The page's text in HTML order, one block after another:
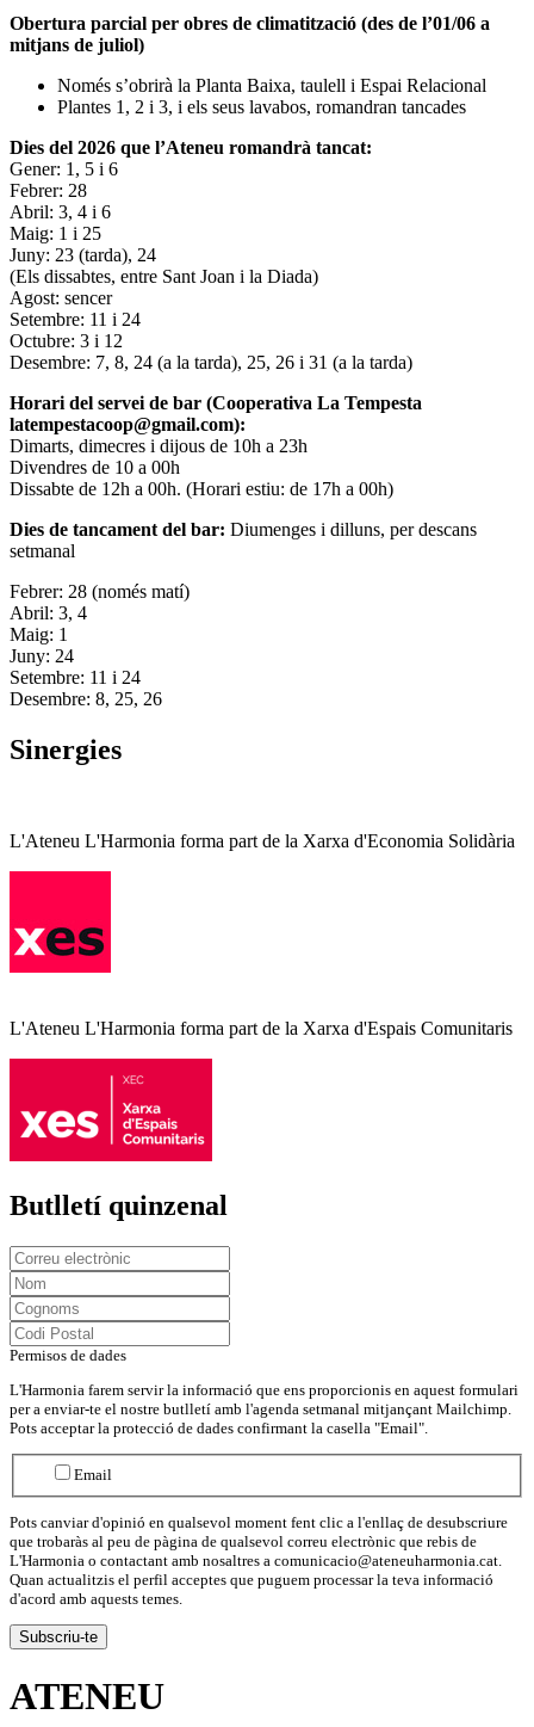
Obertura parcial per obres de climatització (des de l’01/06 a
mitjans de juliol)
Només s’obrirà la Planta Baixa, taulell i Espai Relacional
Plantes 1, 2 i 3, i els seus lavabos, romandran tancades
Dies del 2026 que l’Ateneu romandrà tancat:
Gener: 1, 5 i 6
Febrer: 28
Abril: 3, 4 i 6
Maig: 1 i 25
Juny: 23 (tarda), 24
(Els dissabtes, entre Sant Joan i la Diada)
Agost: sencer
Setembre: 11 i 24
Octubre: 3 i 12
Desembre: 7, 8, 24 (a la tarda), 25, 26 i 31 (a la tarda)
Horari del servei de bar (Cooperativa La Tempesta
latempestacoop@gmail.com):
Dimarts, dimecres i dijous de 10h a 23h
Divendres de 10 a 00h
Dissabte de 12h a 00h. (Horari estiu: de 17h a 00h)
Dies de tancament del bar: Diumenges i dilluns, per descans
setmanal
Febrer: 28 (només matí)
Abril: 3, 4
Maig: 1
Juny: 24
Setembre: 11 i 24
Desembre: 8, 25, 26
Sinergies
L'Ateneu L'Harmonia forma part de la Xarxa d'Economia Solidària
L'Ateneu L'Harmonia forma part de la Xarxa d'Espais Comunitaris
Butlletí quinzenal
Permisos de dades
L'Harmonia farem servir la informació que ens proporcionis en aquest formulari
per a enviar-te el nostre butlletí amb l'agenda setmanal mitjançant Mailchimp.
Pots acceptar la protecció de dades confirmant la casella "Email".
Email
Pots canviar d'opinió en qualsevol moment fent clic a l'enllaç de desubscriure
que trobaràs al peu de pàgina de qualsevol correu electrònic que rebis de
L'Harmonia o contactant amb nosaltres a comunicacio@ateneuharmonia.cat.
Quan actualitzis el perfil acceptes que puguem processar la teva informació
d'acord amb aquests temes.
ATENEU